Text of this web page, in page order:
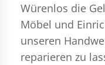
Würenlos die
Möbel und
unseren
reparieren zu